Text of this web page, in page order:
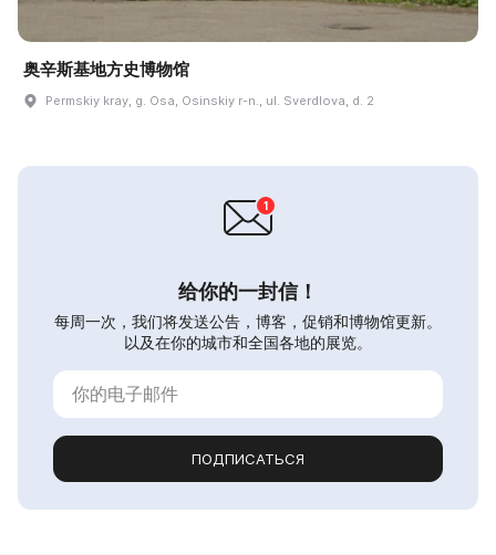
奥辛斯基地方史博物馆
Permskiy kray, g. Osa, Osinskiy r-n., ul. Sverdlova, d. 2
给你的一封信！
每周一次，我们将发送公告，博客，促销和博物馆更新。
以及在你的城市和全国各地的展览。
ПОДПИСАТЬСЯ